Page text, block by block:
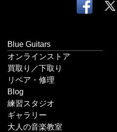
Blue Guitars
オンラインストア
買取り／下取り
リペア・修理
Blog
練習スタジオ
ギャラリー
大人の音楽教室